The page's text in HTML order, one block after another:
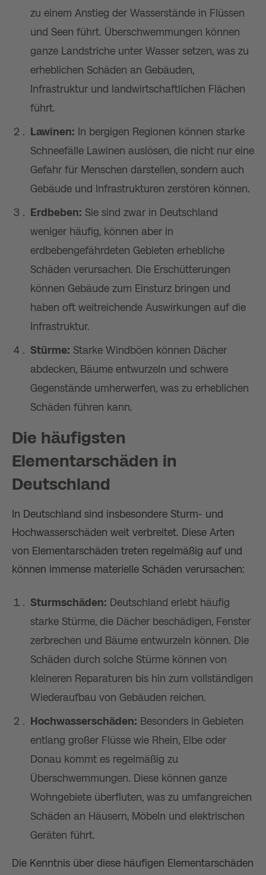
zu einem Anstieg der Wasserstände in Flüssen
und Seen führt. Überschwemmungen können
ganze Landstriche unter Wasser setzen, was zu
erheblichen Schäden an Gebäuden,
Infrastruktur und landwirtschaftlichen Flächen
führt.
Lawinen: In bergigen Regionen können starke
Schneefälle Lawinen auslösen, die nicht nur eine
Gefahr für Menschen darstellen, sondern auch
Gebäude und Infrastrukturen zerstören können.
Erdbeben: Sie sind zwar in Deutschland
weniger häufig, können aber in
erdbebengefährdeten Gebieten erhebliche
Schäden verursachen. Die Erschütterungen
können Gebäude zum Einsturz bringen und
haben oft weitreichende Auswirkungen auf die
Infrastruktur.
Stürme: Starke Windböen können Dächer
abdecken, Bäume entwurzeln und schwere
Gegenstände umherwerfen, was zu erheblichen
Schäden führen kann.
Die häufigsten
Elementarschäden in
Deutschland
In Deutschland sind insbesondere Sturm- und
Hochwasserschäden weit verbreitet. Diese Arten
von Elementarschäden treten regelmäßig auf und
können immense materielle Schäden verursachen:
Sturmschäden: Deutschland erlebt häufig
starke Stürme, die Dächer beschädigen, Fenster
zerbrechen und Bäume entwurzeln können. Die
Schäden durch solche Stürme können von
kleineren Reparaturen bis hin zum vollständigen
Wiederaufbau von Gebäuden reichen.
Hochwasserschäden: Besonders in Gebieten
entlang großer Flüsse wie Rhein, Elbe oder
Donau kommt es regelmäßig zu
Überschwemmungen. Diese können ganze
Wohngebiete überfluten, was zu umfangreichen
Schäden an Häusern, Möbeln und elektrischen
Geräten führt.
Die Kenntnis über diese häufigen Elementarschäden